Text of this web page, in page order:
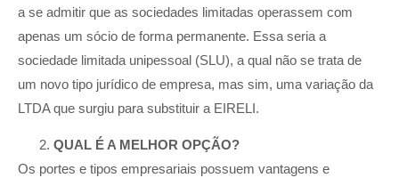
a se admitir que as sociedades limitadas operassem com
apenas um sócio de forma permanente. Essa seria a
sociedade limitada unipessoal (SLU), a qual não se trata de
um novo tipo jurídico de empresa, mas sim, uma variação da
LTDA que surgiu para substituir a EIRELI.
QUAL É A MELHOR OPÇÃO?
Os portes e tipos empresariais possuem vantagens e